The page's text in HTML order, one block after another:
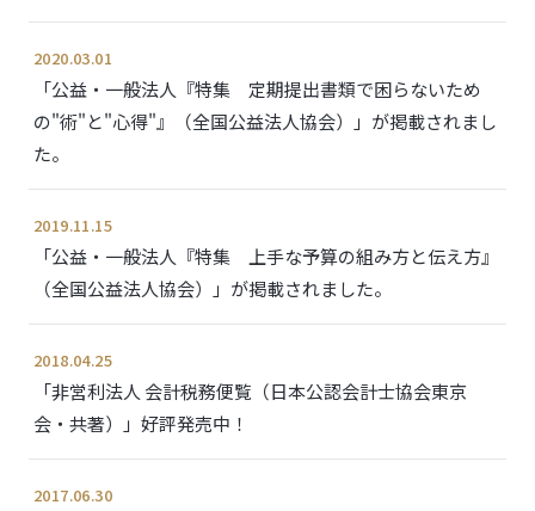
2020.03.01
「公益・一般法人『特集 定期提出書類で困らないため
の"術"と"心得"』（全国公益法人協会）」が掲載されまし
た。
2019.11.15
「公益・一般法人『特集 上手な予算の組み方と伝え方』
（全国公益法人協会）」が掲載されました。
2018.04.25
「非営利法人 会計税務便覧（日本公認会計士協会東京
会・共著）」好評発売中！
2017.06.30